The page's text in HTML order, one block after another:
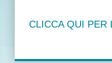
CLICCA QUI PER